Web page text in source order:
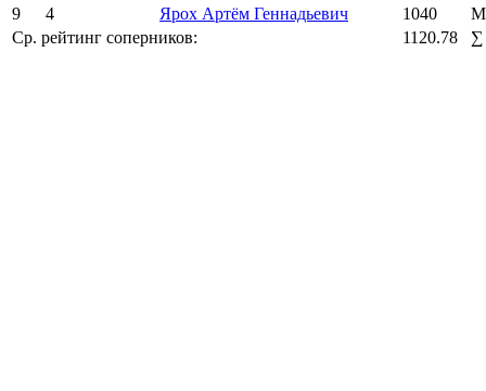
9
4 Ярох Артём Геннадьевич 1040
Ср. рейтинг соперников:
1120.78 ∑